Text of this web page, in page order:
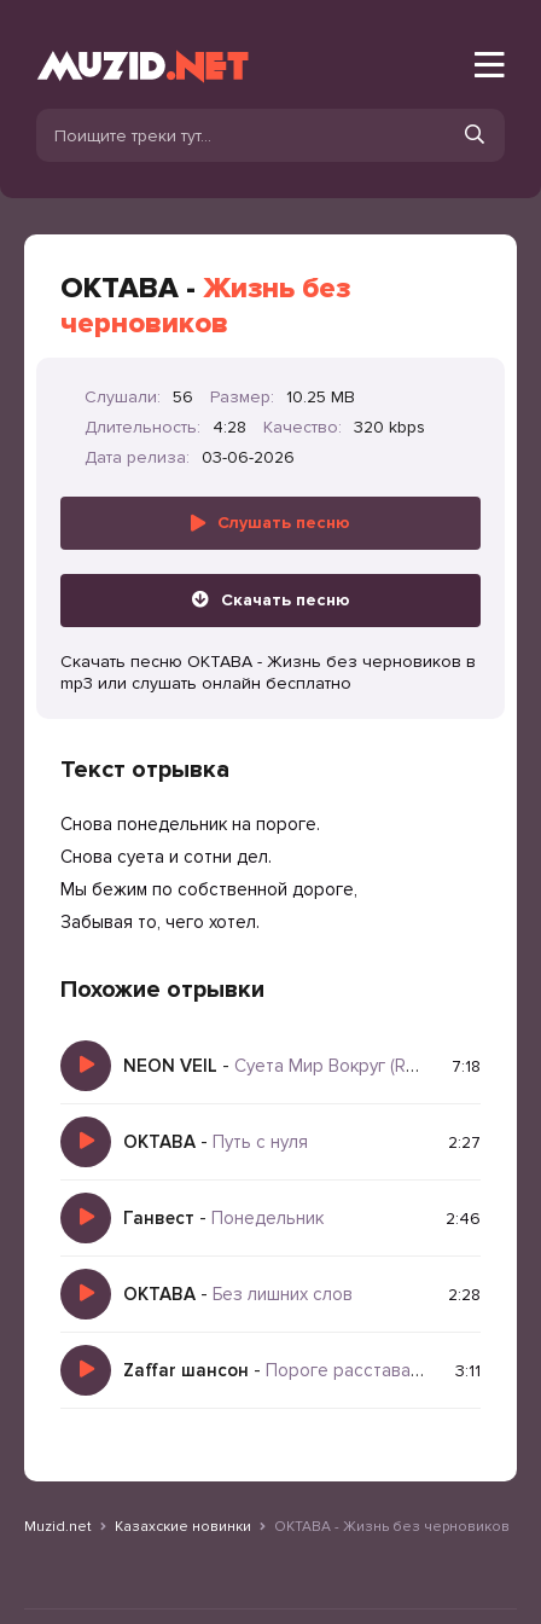
ОКТАВА - Жизнь без
черновиков
Слушали: 56 Размер:
10.25 MB
Длительность:
4:28 Качество:
320 kbps
Дата релиза:
03-06-2026
Слушать песню
Скачать песню
Скачать песню ОКТАВА - Жизнь без черновиков в
mp3 или слушать онлайн бесплатно
Текст отрывка
Снова понедельник на пороге.
Снова суета и сотни дел.
Мы бежим по собственной дороге,
Забывая то, чего хотел.
Похожие отрывки
NEON VEIL - Суета Мир Вокруг (Remix) 7:18
ОКТАВА - Путь с нуля 2:27
Ганвест - Понедельник 2:46
ОКТАВА - Без лишних слов 2:28
Zaffar шансон - Пороге расставания 3:11
Muzid.net Казахские новинки ОКТАВА - Жизнь без черновиков